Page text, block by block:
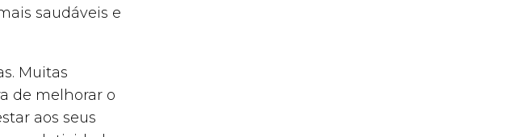
saudáveis e
Muitas
de melhorar o
aos seus